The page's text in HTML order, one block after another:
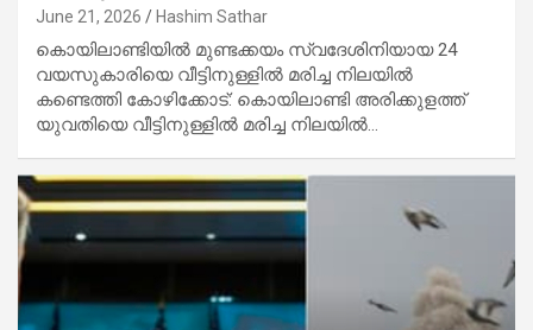
June 21, 2026 Hashim Sathar
കൊയിലാണ്ടിയില്‍ മുണ്ടക്കയം സ്വദേശിനിയായ 24
വയസുകാരിയെ വീട്ടിനുള്ളില്‍ മരിച്ച നിലയില്‍
കണ്ടെത്തി കോഴിക്കോട്: കൊയിലാണ്ടി അരിക്കുളത്ത്
യുവതിയെ വീട്ടിനുള്ളിൽ മരിച്ച നിലയിൽ…